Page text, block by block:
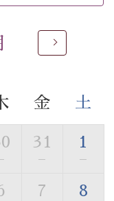
した和定食
。身も心も癒され
殊素材の畳を使
金 土
31
—
1
—
7 8